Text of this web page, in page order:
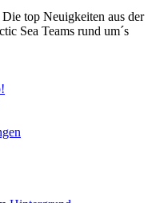
Die top Neuigkeiten aus der
Sea Teams rund um´s